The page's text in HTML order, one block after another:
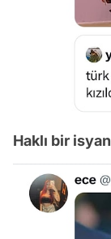
Haklı bir isyan